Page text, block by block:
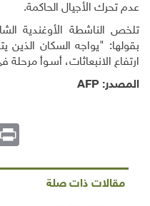
عدم تحرك الأجيال الحاكمة.
بقولها: "يواجه السكان
ارتفاع الانبعاثات، أسـوأ مرحلة
المصدر: AFP
مقالات ذات صلة